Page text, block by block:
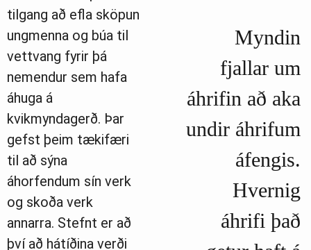
Myndin
fjallar um
áhrifin að aka
undir áhrifum
áfengis.
Hvernig
áhrifi það
tilgang að efla sköpun
ungmenna og búa til
vettvang fyrir þá
nemendur sem hafa
áhuga á
kvikmyndagerð. Þar
gefst þeim tækifæri
til að sýna
áhorfendum sín verk
og skoða verk
annarra. Stefnt er að
því að hátíðina verði